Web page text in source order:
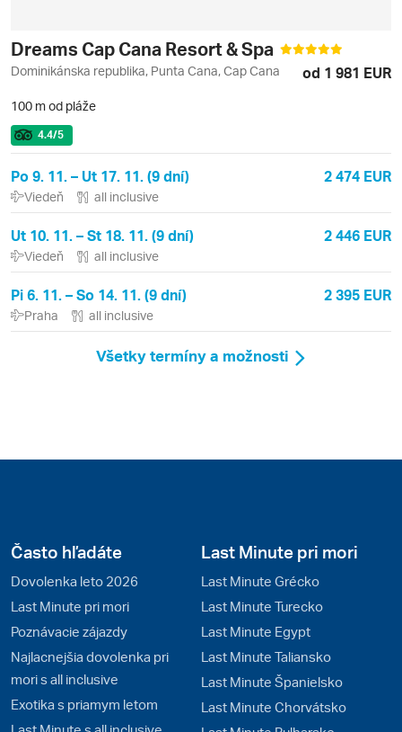
Dreams Cap Cana Resort & Spa
Dominikánska republika, Punta Cana, Cap Cana od 1 981 EUR
100 m od pláže
4.4/5
Po 9. 11. – Ut 17. 11. (9 dní) 2 474 EUR
Viedeň all inclusive
Ut 10. 11. – St 18. 11. (9 dní) 2 446 EUR
Viedeň all inclusive
Pi 6. 11. – So 14. 11. (9 dní) 2 395 EUR
Praha all inclusive
Všetky termíny a možnosti
Často hľadáte
Dovolenka leto 2026
Last Minute pri mori
Poznávacie zájazdy
Najlacnejšia dovolenka pri
mori s all inclusive
Exotika s priamym letom
Last Minute pri mori
Last Minute Grécko
Last Minute Turecko
Last Minute Egypt
Last Minute Taliansko
Last Minute Španielsko
Last Minute Chorvátsko